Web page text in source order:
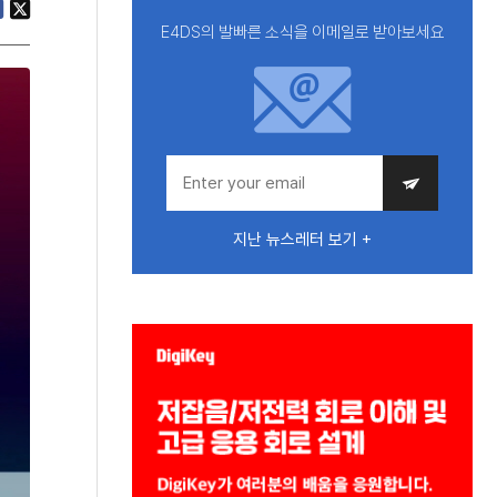
E4DS의 발빠른 소식을 이메일로 받아보세요
지난 뉴스레터 보기 +